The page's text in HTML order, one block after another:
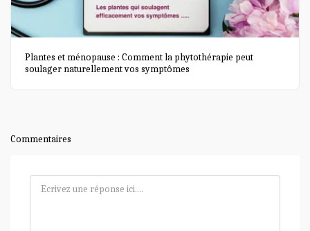
Plantes et ménopause : Comment la phytothérapie peut
soulager naturellement vos symptômes
Commentaires